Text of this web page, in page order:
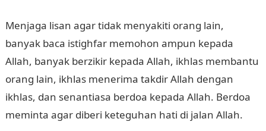
Menjaga lisan agar tidak menyakiti orang lain,
banyak baca istighfar memohon ampun kepada
Allah, banyak berzikir kepada Allah, ikhlas membantu
orang lain, ikhlas menerima takdir Allah dengan
ikhlas, dan senantiasa berdoa kepada Allah. Berdoa
meminta agar diberi keteguhan hati di jalan Allah.